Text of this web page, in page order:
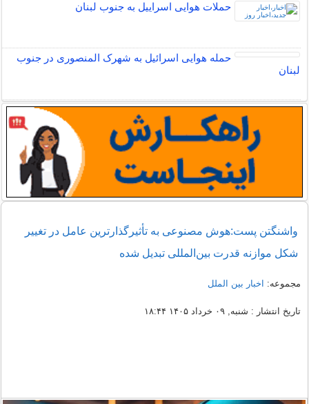
حملات هوایی اسراییل به جنوب لبنان
حمله هوایی اسرائیل به شهرک المنصوری در جنوب
لبنان
واشنگتن پست:هوش مصنوعی به تأثیرگذارترین عامل در تغییر
شکل موازنه قدرت بین‌المللی تبدیل شده
مجموعه: اخبار بین الملل
تاریخ انتشار : شنبه, ۰۹ خرداد ۱۴۰۵ ۱۸:۴۴